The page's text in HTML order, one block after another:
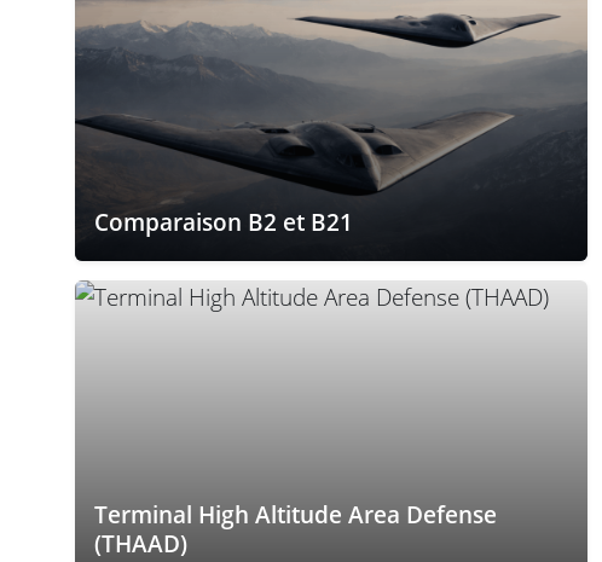
Comparaison B2 et B21
Terminal High Altitude Area Defense
(THAAD)